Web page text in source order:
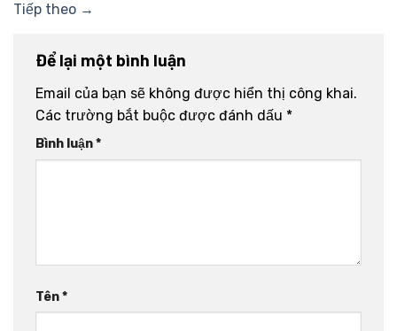
Tiếp theo →
Để lại một bình luận
Email của bạn sẽ không được hiển thị công khai.
Các trường bắt buộc được đánh dấu *
Bình luận*
Tên*